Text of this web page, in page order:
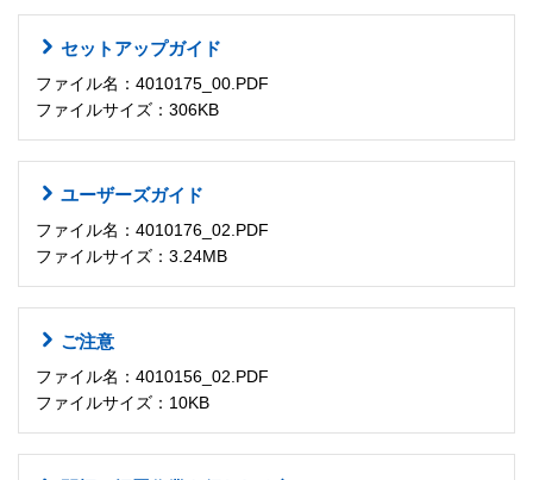
セットアップガイド
ファイル名：4010175_00.PDF
ファイルサイズ：306KB
ユーザーズガイド
ファイル名：4010176_02.PDF
ファイルサイズ：3.24MB
ご注意
ファイル名：4010156_02.PDF
ファイルサイズ：10KB